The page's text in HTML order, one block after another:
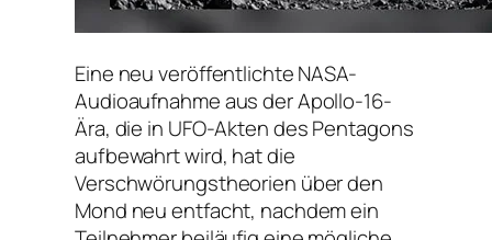
Eine neu veröffentlichte NASA-
Audioaufnahme aus der Apollo-16-
Ära, die in UFO-Akten des Pentagons
aufbewahrt wird, hat die
Verschwörungstheorien über den
Mond neu entfacht, nachdem ein